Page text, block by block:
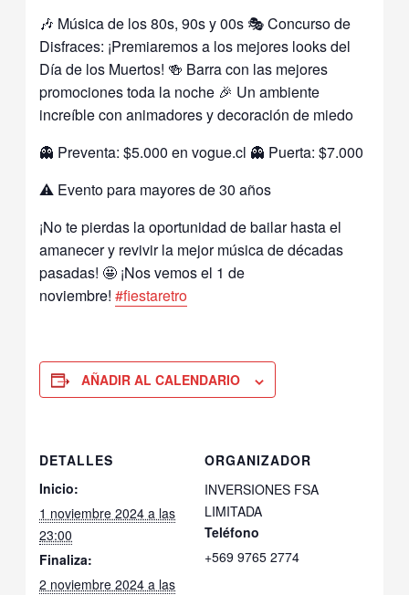
🎶 Música de los 80s, 90s y 00s 🎭 Concurso de
Disfraces: ¡Premiaremos a los mejores looks del
Día de los Muertos! 🍻 Barra con las mejores
promociones toda la noche 🎉 Un ambiente
increíble con animadores y decoración de miedo
👻 Preventa: $5.000 en vogue.cl 👻 Puerta: $7.000
⚠️ Evento para mayores de 30 años
¡No te pierdas la oportunidad de bailar hasta el
amanecer y revivir la mejor música de décadas
pasadas! 🤩 ¡Nos vemos el 1 de
noviembre!#fiestaretro
AÑADIR AL CALENDARIO
DETALLES
Inicio:
1 noviembre 2024 a las
23:00
Finaliza:
2 noviembre 2024 a las
ORGANIZADOR
INVERSIONES FSA
LIMITADA
Teléfono
+569 9765 2774